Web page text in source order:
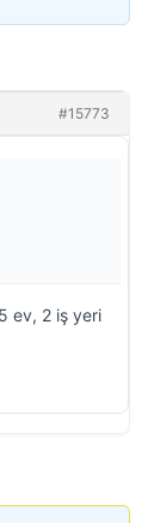
#15773
ev, 2 iş yeri